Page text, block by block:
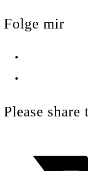
Folge mir
tab
new
Please share